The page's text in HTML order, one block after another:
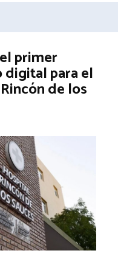
primer
para el
de los